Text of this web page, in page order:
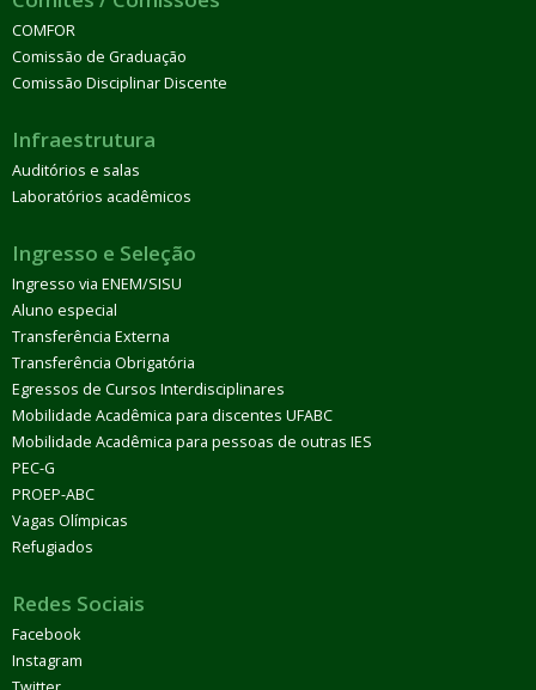
COMFOR
Comissão de Graduação
Comissão Disciplinar Discente
Infraestrutura
Auditórios e salas
Laboratórios acadêmicos
Ingresso e Seleção
Ingresso via ENEM/SISU
Aluno especial
Transferência Externa
Transferência Obrigatória
Egressos de Cursos Interdisciplinares
Mobilidade Acadêmica para discentes UFABC
Mobilidade Acadêmica para pessoas de outras IES
PEC-G
PROEP-ABC
Vagas Olímpicas
Refugiados
Redes Sociais
Facebook
Instagram